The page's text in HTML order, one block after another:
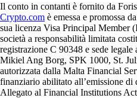
Il conto in contanti è fornito da
Crypto.com è emessa e promossa
sua licenza Visa Principal Member
società a responsabilità limitata
registrazione C 90348 e sede
Mikiel Ang Borg, SPK 1000, St.
autorizzata dalla Malta Financial
finanziario abilitato all’emissione di
Allegato al Financial Institutions